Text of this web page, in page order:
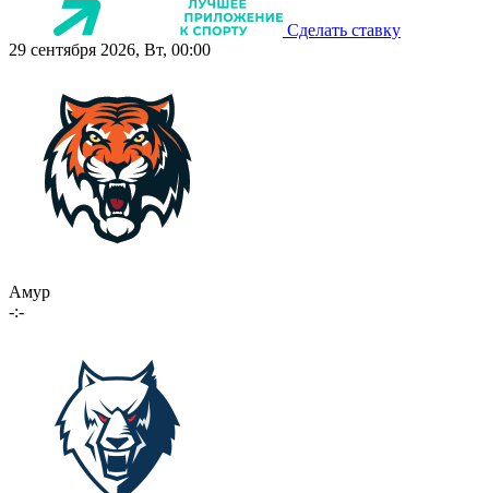
Сделать ставку
29 сентября 2026, Вт, 00:00
Амур
-:-